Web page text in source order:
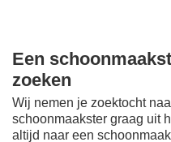
Een
zoeken
Wij nemen je zoektocht
schoonmaakster graag uit
altijd naar een